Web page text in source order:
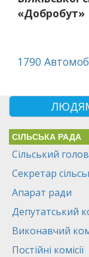
«Добробут»
1790
СІЛЬСЬКА РАДА
Сільський
Секретар
Апарат ради
Депутатський
Виконавчий
Постійні комісії